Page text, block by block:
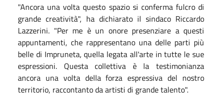
"Ancora una volta questo spazio si conferma fulcro di
grande creatività", ha dichiarato il sindaco Riccardo
Lazzerini. "Per me è un onore presenziare a questi
appuntamenti, che rappresentano una delle parti più
belle di Impruneta, quella legata all'arte in tutte le sue
espressioni. Questa collettiva è la testimonianza
ancora una volta della forza espressiva del nostro
territorio, raccontanto da artisti di grande talento".